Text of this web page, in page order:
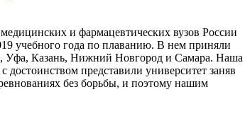
и фармацевтических вузов России
учебного года по плаванию. В нем приняли
Уфа, Казань, Нижний Новгород и Самара. Наша
представили университет заняв
без борьбы, и поэтому нашим